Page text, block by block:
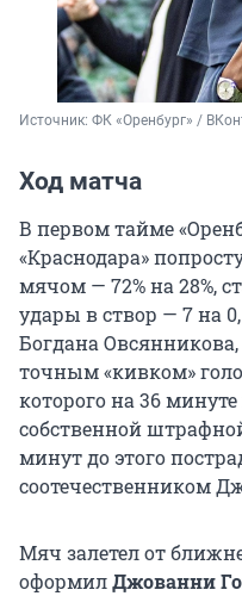
Источник: ФК «Оренбург» /
Ход матча
В первом тайме
«Краснодара»
мячом — 72% на 28%,
удары в створ — 7 на
Богдана
точным «кивком»
которого на 36
собственной
минут до этого
соотечественником
Мяч залетел от
оформилДжованни